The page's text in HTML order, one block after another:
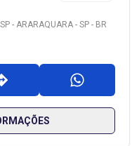
- ARARAQUARA - SP - BR